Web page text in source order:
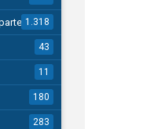
1.318
43
11
180
283